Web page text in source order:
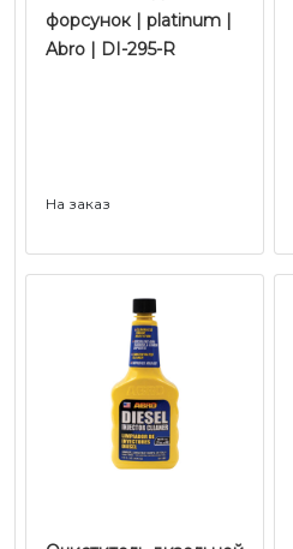
форсунок | platinum |
Abro | DI-295-R
На заказ